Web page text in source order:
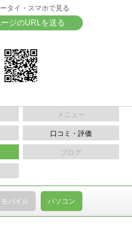
タイ・スマホで見る
ジのURLを送る
メニュー
口コミ・評価
ブログ
モバイル パソコン